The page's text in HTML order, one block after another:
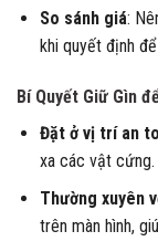
So sánh giá:
khi quyết định
Bí Quyết Giữ Gìn
Đặt ở vị trí an
xa các vật cứng.
Thường xuyên
trên màn hình,